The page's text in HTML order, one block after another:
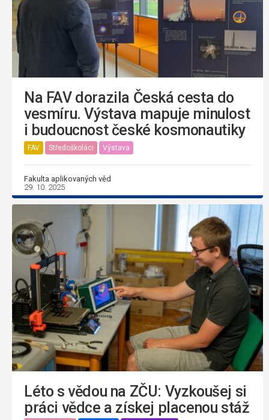
Na FAV dorazila Česká cesta do
vesmíru. Výstava mapuje minulost
i budoucnost české kosmonautiky
FAV Středoškoláci Výstava
Fakulta aplikovaných věd
29. 10. 2025
Léto s vědou na ZČU: Vyzkoušej si
práci vědce a získej placenou stáž